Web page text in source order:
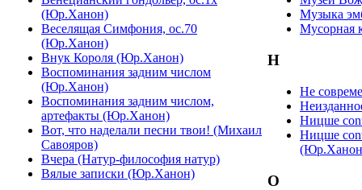
(Юр.Ханон)
Веселящая Симфония, ос.70
(Юр.Ханон)
Внук Короля (Юр.Ханон)
Воспоминания задним числом
(Юр.Ханон)
Воспоминания задним числом,
артефакты (Юр.Ханон)
Вот, что наделали песни твои! (Михаил
Савояров)
Вчера (Натур-философия натур)
Вялые записки (Юр.Ханон)
Музыка
Мусорная
Н
Не
Ницше
Ницше
О